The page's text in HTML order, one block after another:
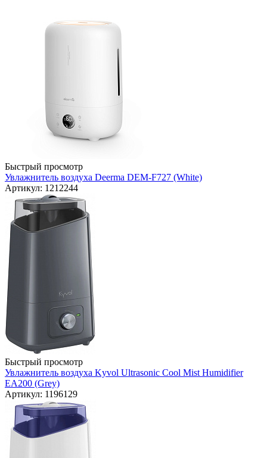
Быстрый просмотр
Увлажнитель воздуха Deerma DEM-F727 (White)
Артикул: 1212244
Быстрый просмотр
Увлажнитель воздуха Kyvol Ultrasonic Cool Mist Humidifier
EA200 (Grey)
Артикул: 1196129